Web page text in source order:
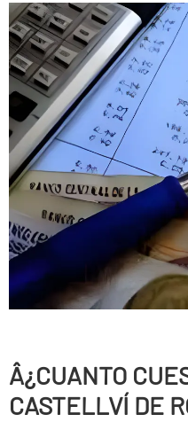
Â¿CUANTO
CASTELLVÍ DE